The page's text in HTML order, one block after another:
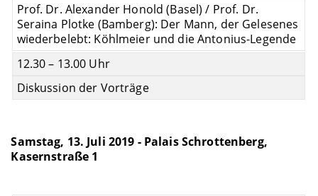
Prof. Dr. Alexander Honold (Basel) / Prof. Dr.
Seraina Plotke (Bamberg): Der Mann, der Gelesenes
wiederbelebt: Köhlmeier und die Antonius-Legende
12.30 – 13.00 Uhr
Diskussion der Vorträge
Samstag, 13. Juli 2019 - Palais Schrottenberg,
Kasernstraße 1